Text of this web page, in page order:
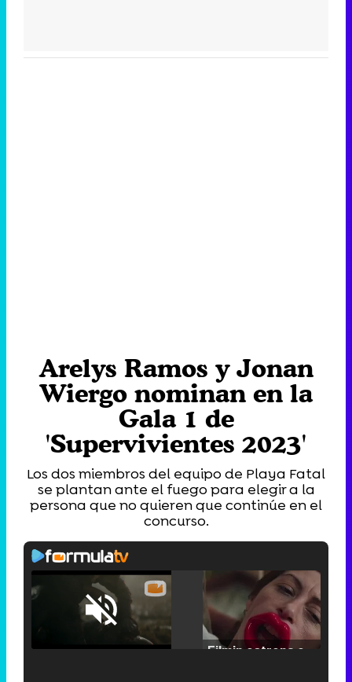
Arelys Ramos y Jonan
Wiergo nominan en la
Gala 1 de
'Supervivientes 2023'
Los dos miembros del equipo de Playa Fatal
se plantan ante el fuego para elegir a la
persona que no quieren que continúe en el
concurso.
Unmute /